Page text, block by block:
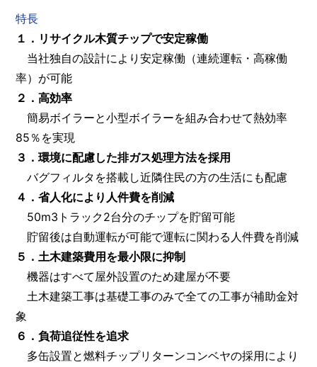
特長
１．リサイクル木質チップで安定稼働
当社独自の設計により安定稼働（連続運転・高稼働
率）が可能
２．高効率
簡易ボイラーと小型ボイラーを組み合わせて熱効率
85％を実現
３．環境に配慮した排ガス処理方法を採用
バグフィルタを搭載し近隣住民の方の生活にも配慮
４．省人化により人件費を削減
50m3トラック2台分のチップを貯留可能
貯留後は自動運転が可能で運転に関わる人件費を削減
５．土木建築費用を最小限に抑制
機器はすべて屋外設置のため建屋が不要
土木建築工事は基礎工事のみで全ての工事が補助金対
象
６．負荷追従性を追求
多缶設置と燃料チップリターンコンベヤの採用により